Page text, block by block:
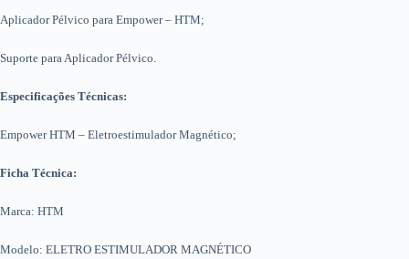
Aplicador Pélvico para Empower – HTM;
Suporte para Aplicador Pélvico.
Especificações Técnicas:
Empower HTM – Eletroestimulador Magnético;
Ficha Técnica:
Marca: HTM
Modelo: ELETRO ESTIMULADOR MAGNÉTICO